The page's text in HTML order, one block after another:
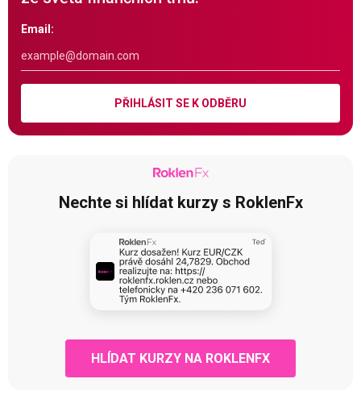
Email:
PŘIHLÁSIT SE K ODBĚRU
Nechte si hlídat kurzy s RoklenFx
HLÍDAT KURZY NA ROKLENFX